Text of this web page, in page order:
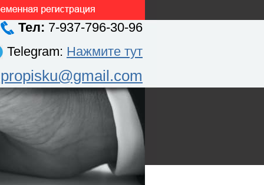
Тел: 7-937-796-30-96
Telegram: Нажмите тут